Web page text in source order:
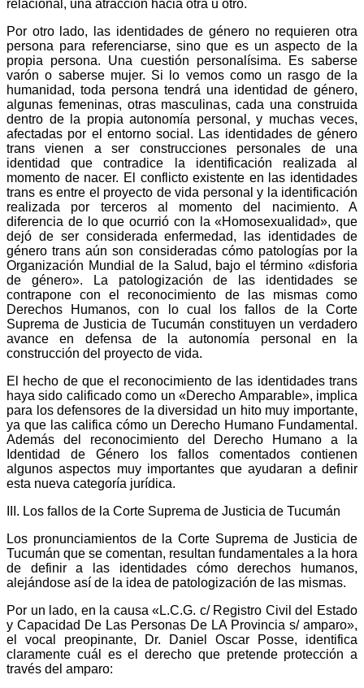
relacional, una atracción hacia otra u otro.
Por otro lado, las identidades de género no requieren otra
persona para referenciarse, sino que es un aspecto de la
propia persona. Una cuestión personalísima. Es saberse
varón o saberse mujer. Si lo vemos como un rasgo de la
humanidad, toda persona tendrá una identidad de género,
algunas femeninas, otras masculinas, cada una construida
dentro de la propia autonomía personal, y muchas veces,
afectadas por el entorno social. Las identidades de género
trans vienen a ser construcciones personales de una
identidad que contradice la identificación realizada al
momento de nacer. El conflicto existente en las identidades
trans es entre el proyecto de vida personal y la identificación
realizada por terceros al momento del nacimiento. A
diferencia de lo que ocurrió con la «Homosexualidad», que
dejó de ser considerada enfermedad, las identidades de
género trans aún son consideradas cómo patologías por la
Organización Mundial de la Salud, bajo el término «disforia
de género». La patologización de las identidades se
contrapone con el reconocimiento de las mismas como
Derechos Humanos, con lo cual los fallos de la Corte
Suprema de Justicia de Tucumán constituyen un verdadero
avance en defensa de la autonomía personal en la
construcción del proyecto de vida.
El hecho de que el reconocimiento de las identidades trans
haya sido calificado como un «Derecho Amparable», implica
para los defensores de la diversidad un hito muy importante,
ya que las califica cómo un Derecho Humano Fundamental.
Además del reconocimiento del Derecho Humano a la
Identidad de Género los fallos comentados contienen
algunos aspectos muy importantes que ayudaran a definir
esta nueva categoría jurídica.
III. Los fallos de la Corte Suprema de Justicia de Tucumán
Los pronunciamientos de la Corte Suprema de Justicia de
Tucumán que se comentan, resultan fundamentales a la hora
de definir a las identidades cómo derechos humanos,
alejándose así de la idea de patologización de las mismas.
Por un lado, en la causa «L.C.G. c/ Registro Civil del Estado
y Capacidad De Las Personas De LA Provincia s/ amparo»,
el vocal preopinante, Dr. Daniel Oscar Posse, identifica
claramente cuál es el derecho que pretende protección a
través del amparo: